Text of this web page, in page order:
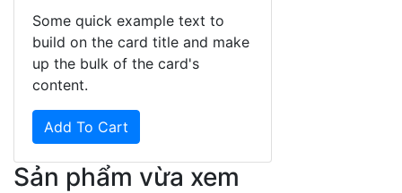
Some quick example text to
build on the card title and make
up the bulk of the card's
content.
Add To Cart
Sản phẩm vừa xem